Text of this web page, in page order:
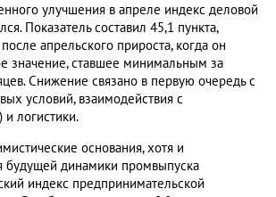
улучшения в апреле индекс деловой
Показатель составил 45,1 пункта,
апрельского прироста, когда он
значение, ставшее минимальным за
Снижение связано в первую очередь с
условий, взаимодействия с
и логистики.
основания, хотя и
будущей динамики промвыпуска
индекс предпринимательской